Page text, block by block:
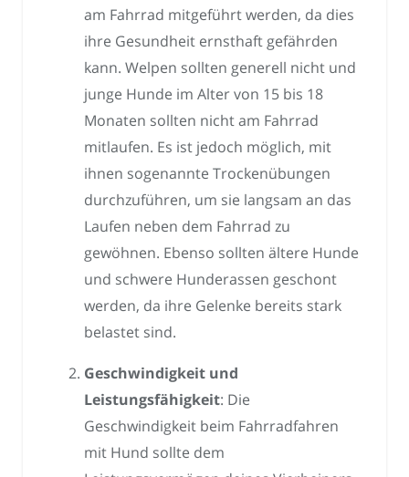
am Fahrrad mitgeführt werden, da dies
ihre Gesundheit ernsthaft gefährden
kann. Welpen sollten generell nicht und
junge Hunde im Alter von 15 bis 18
Monaten sollten nicht am Fahrrad
mitlaufen. Es ist jedoch möglich, mit
ihnen sogenannte Trockenübungen
durchzuführen, um sie langsam an das
Laufen neben dem Fahrrad zu
gewöhnen. Ebenso sollten ältere Hunde
und schwere Hunderassen geschont
werden, da ihre Gelenke bereits stark
belastet sind.
Geschwindigkeit und
Leistungsfähigkeit: Die
Geschwindigkeit beim Fahrradfahren
mit Hund sollte dem